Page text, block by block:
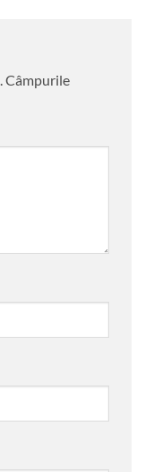
Câmpurile